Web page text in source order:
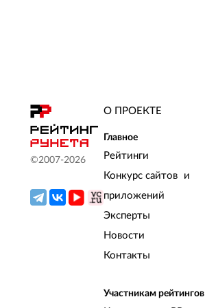
©2007-2026
О ПРОЕКТЕ
Главное
Рейтинги
Конкурс сайтов и
приложений
Эксперты
Новости
Контакты
Участникам рейтингов